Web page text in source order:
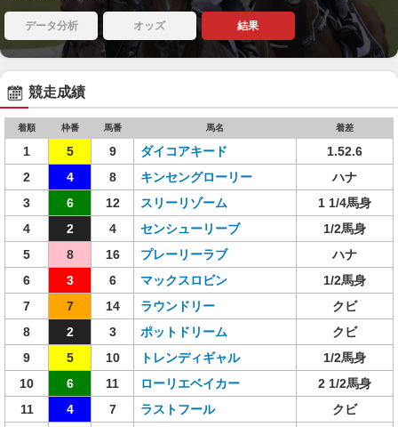
データ分析 オッズ 結果
競走成績
着順 枠番 馬番 馬名 着差
1 5 9 ダイコアキード
1.52.6
2
4 8 キンセングローリー
ハナ
3
6 12 スリーリゾーム
1 1/4馬身
4
2 4 センシューリーブ
1/2馬身
5
8 16 プレーリーラブ
ハナ
6
3 6 マックスロビン
1/2馬身
7
7 14 ラウンドリー
クビ
8
2 3 ポットドリーム
クビ
9
5 10 トレンディギャル
1/2馬身
10
6 11 ローリエベイカー
2 1/2馬身
11
4 7 ラストフール
クビ